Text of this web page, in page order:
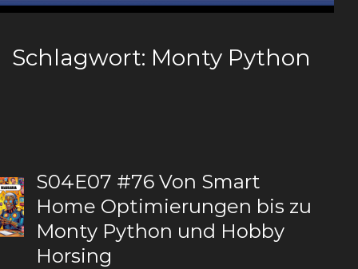
Schlagwort: Monty Python
S04E07 #76 Von Smart
Home Optimierungen bis zu
Monty Python und Hobby
Horsing